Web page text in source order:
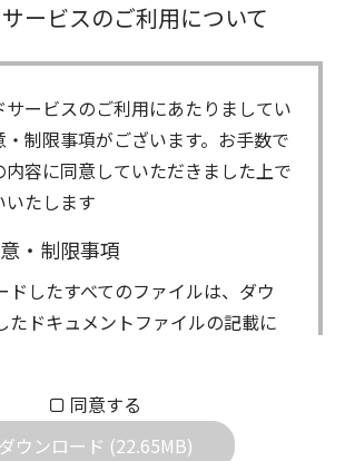
ービスのご利用について
サービスのご利用にあたりましてい
・制限事項がございます。お手数で
内容に同意していただきました上で
いたします
・制限事項
ドしたすべてのファイルは、ダウ
たドキュメントファイルの記載に
責任を負いません。また、ファイ
どの変更は一切行わないでくださ
同意する
ダウンロード (22.65MB)